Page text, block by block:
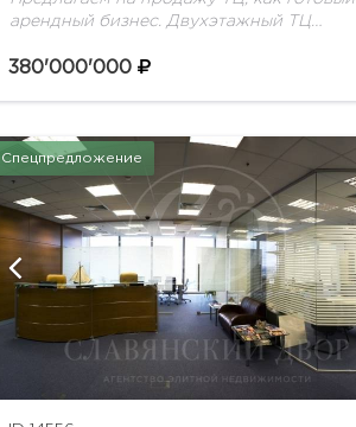
арендный бизнес. Двухэтажный ТЦ
построен в 2000 году (в 2016 году
380'000'000
Спецпредложение